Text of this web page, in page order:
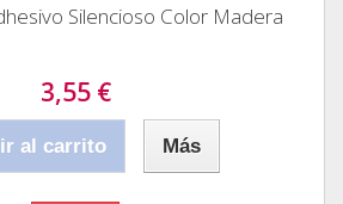
Silencioso Color Madera
3,55 €
al carrito Más